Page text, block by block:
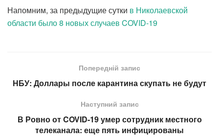
Напомним, за предыдущие сутки в Николаевской
области было 8 новых случаев COVID-19
Попередній запис
НБУ: Доллары после карантина скупать не будут
Наступний запис
В Ровно от COVID-19 умер сотрудник местного
телеканала: еще пять инфицированы